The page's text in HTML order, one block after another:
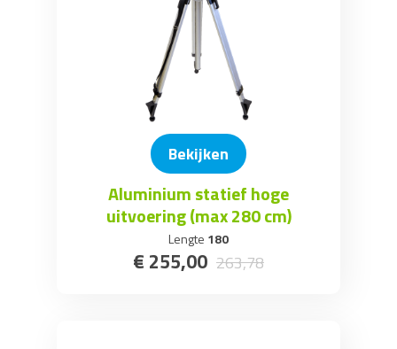
Bekijken
Aluminium statief hoge
uitvoering (max 280 cm)
Lengte 180
€ 255,00 263,78